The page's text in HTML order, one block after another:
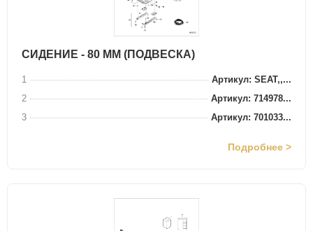
СИДЕНИЕ - 80 ММ (ПОДВЕСКА)
1
Артикул: SEAT,,...
2
Артикул: 714978...
3
Артикул: 701033...
Подробнее >